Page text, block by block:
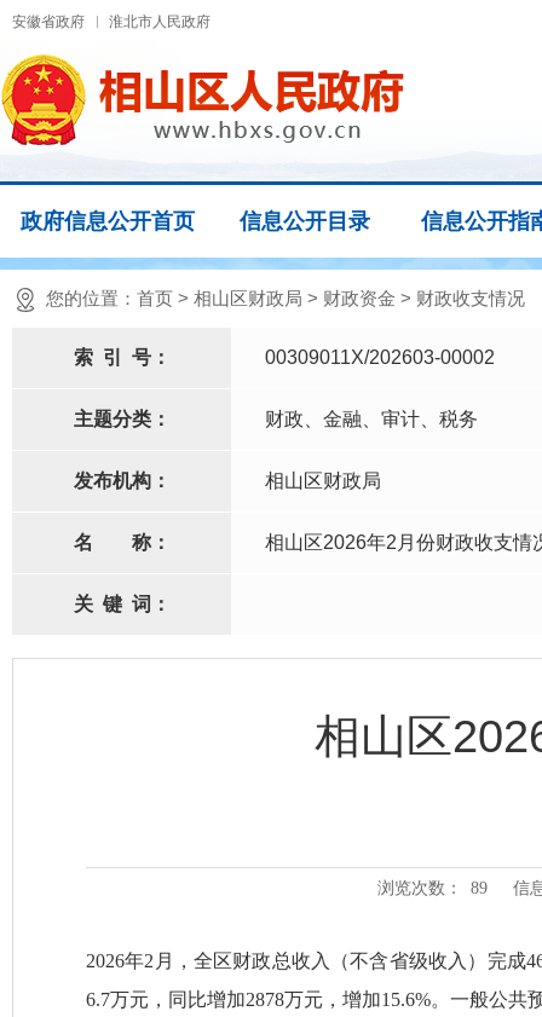
安徽省政府 淮北市人民政府
政府信息公开首页 信息公开目录 信息公开指
您的位置： 首页 > 相山区财政局 > 财政资金 > 财政收支情况
索 引 号： 00309011X/202603-00002
主题分类： 财政、金融、审计、税务
发布机构： 相山区财政局
名 称： 相山区2026年2月份财政收支情
关 键 词：
相山区
浏览次数： 89 信
2026年2 月 ， 全区财政总收入（不含省级收入）完成
6.7万元 ，同比增加2878万元，增加15.6%。 一般公共